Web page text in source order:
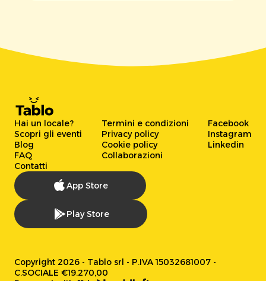
Hai un locale?
Scopri gli eventi
Blog
FAQ
Contatti
Termini e condizioni
Privacy policy
Cookie policy
Collaborazioni
Facebook
Instagram
Linkedin
App Store
Play Store
Copyright 2026 - Tablo srl - P.IVA 15032681007 -
C.SOCIALE €19.270,00